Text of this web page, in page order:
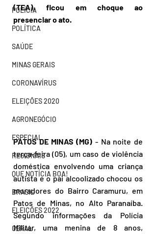
POLÍCIA
POLÍTICA
SAÚDE
MINAS GERAIS
CORONAVÍRUS
ELEIÇÕES 2020
AGRONEGÓCIO
ESPECIAL
REGIONAIS
QUE NOTÍCIA BOA!
BRASIL
ELEIÇÕES 2022
GERAL
(TEA), ficou em choque ao
presenciar o ato.
PATOS DE MINAS (MG) - Na noite de
terça-feira (05), um caso de violência
doméstica envolvendo uma criança
autista e o pai alcoolizado chocou os
moradores do Bairro Caramuru, em
Patos de Minas, no Alto Paranaíba.
Segundo informações da Polícia
Militar, uma menina de 8 anos,